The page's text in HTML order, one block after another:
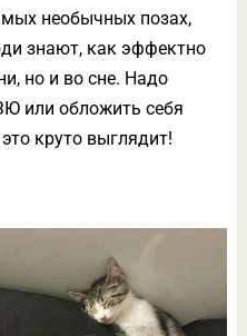
необычных позах,
знают, как эффектно
но и во сне. Надо
или обложить себя
круто выглядит!